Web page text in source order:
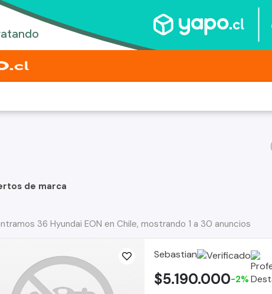
de marca
36 Hyundai EON en Chile, mostrando 1 a 30 anuncios
Sebastian
$5.190.000-2%